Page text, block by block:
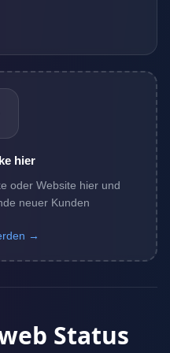
hier
oder Website hier und
neuer Kunden
→
Status